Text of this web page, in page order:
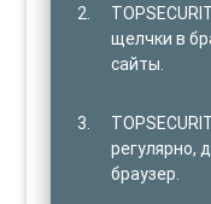
щелчки в
сайты.
регулярно,
браузер.